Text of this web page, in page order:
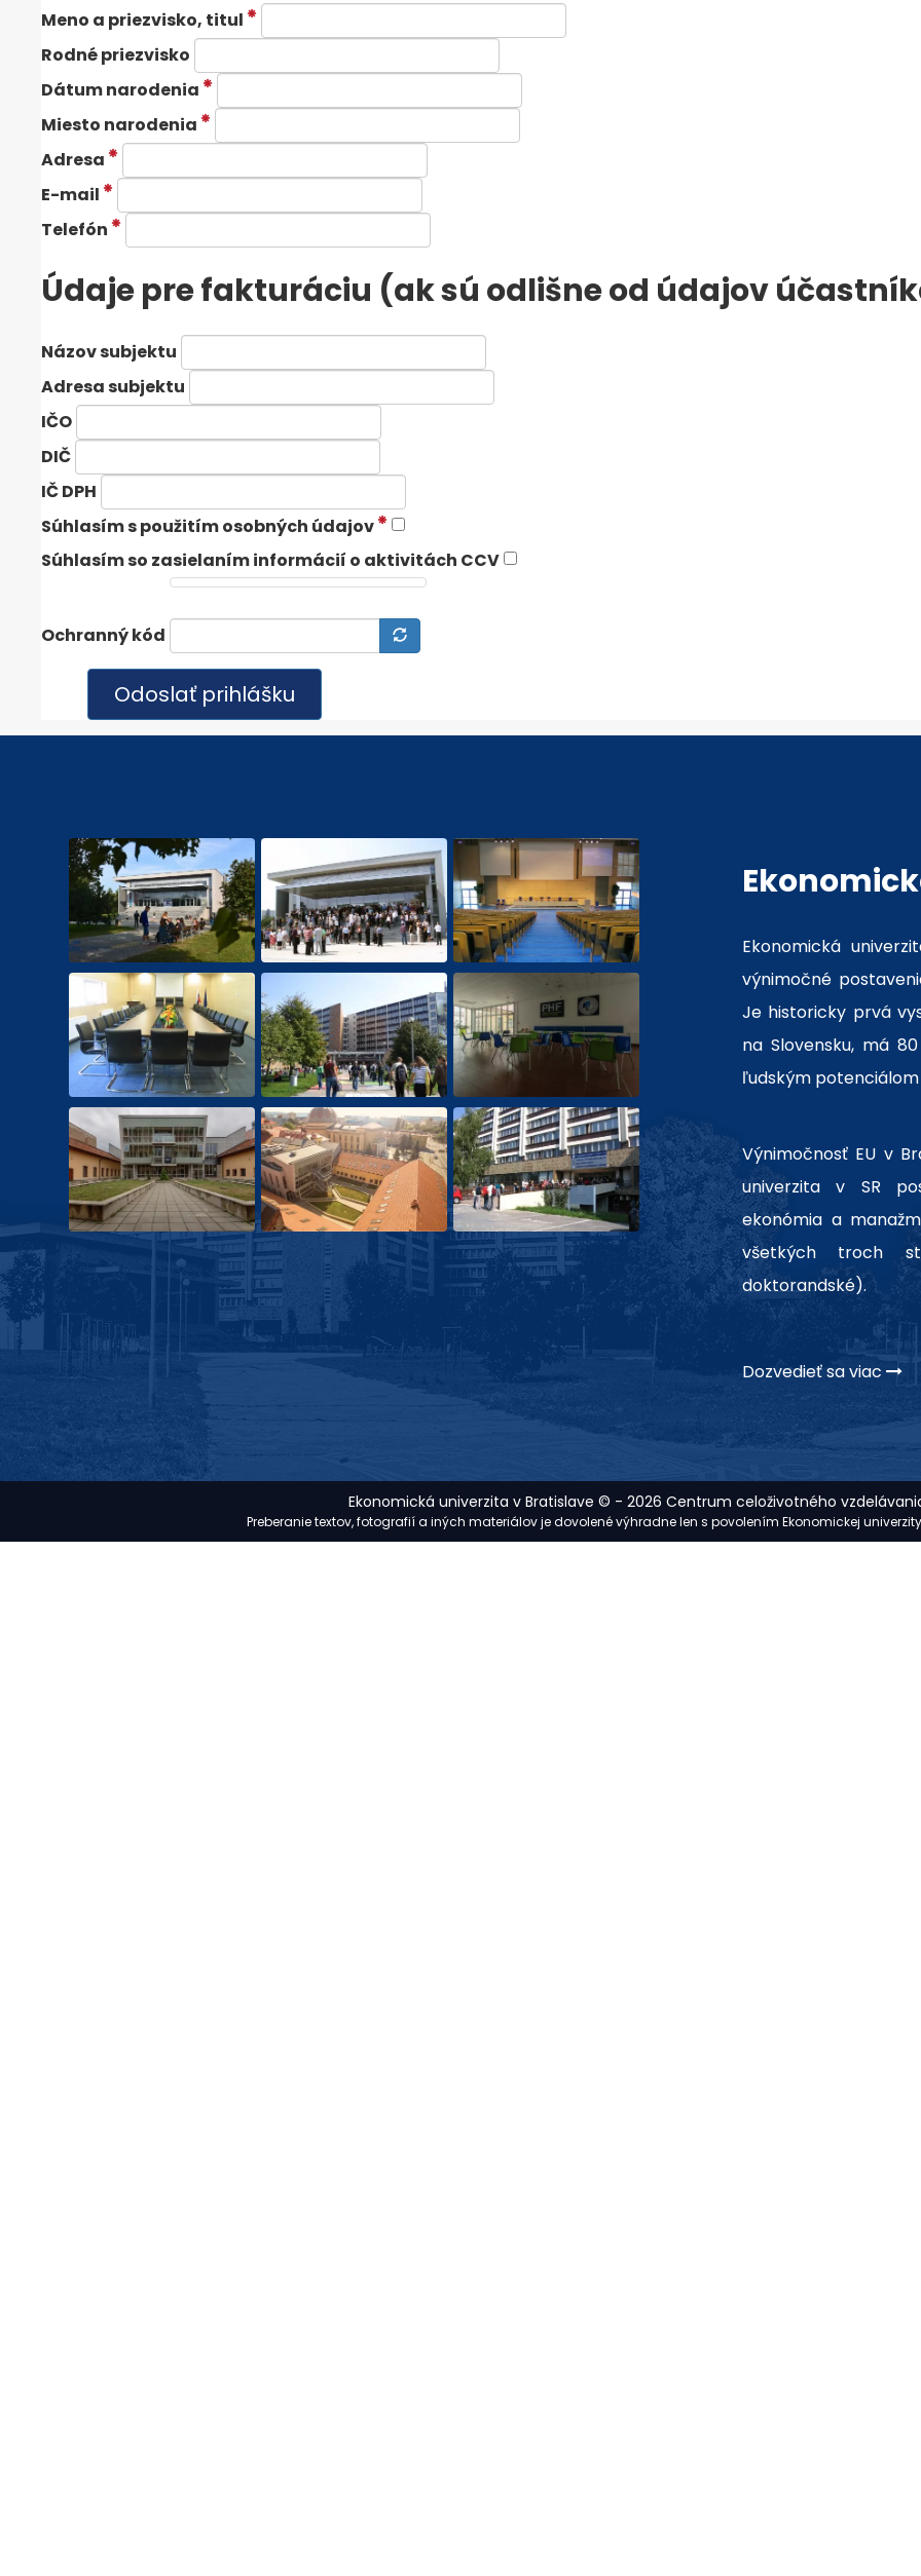
Meno a priezvisko, titul
Rodné priezvisko
Dátum narodenia
Miesto narodenia
Adresa
E-mail
Telefón
Údaje pre fakturáciu (ak sú odlišne od údajov
Názov subjektu
Adresa subjektu
IČO
DIČ
IČ DPH
Súhlasím s použitím osobných údajov
Súhlasím so zasielaním informácií o aktivitách CCV
Ochranný kód
Odoslať prihlášku
Ekonomická
výnimočné
Je historicky prvá
na Slovensku, má
ľudským
Výnimočnosť EU v
univerzita v SR
ekonómia a
všetkých troch
doktorandské).
Dozvedieť sa viac
Ekonomická univerzita v Bratislave © - 2026 Centrum celoživotného
Preberanie textov, fotografií a iných materiálov je dovolené výhradne len s povolením Ekonomickej